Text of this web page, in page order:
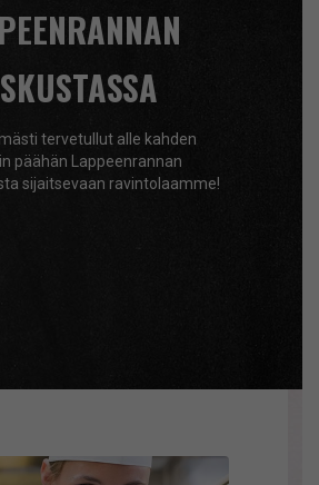
tervetullut alle kahden
päähän Lappeenrannan
sijaitsevaan ravintolaamme!